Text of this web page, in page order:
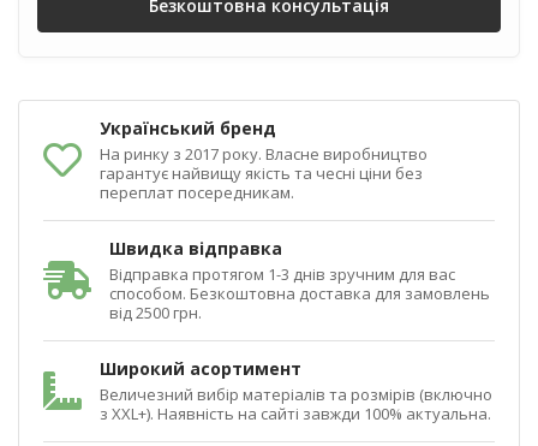
Безкоштовна консультація
Український бренд
На ринку з 2017 року. Власне виробництво
гарантує найвищу якість та чесні ціни без
переплат посередникам.
Швидка відправка
Відправка протягом 1-3 днів зручним для вас
способом. Безкоштовна доставка для замовлень
від 2500 грн.
Широкий асортимент
Величезний вибір матеріалів та розмірів (включно
з XXL+). Наявність на сайті завжди 100% актуальна.